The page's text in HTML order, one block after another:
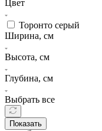
Цвет
Торонто серый
Ширина, см
Высота, см
Глубина, см
Выбрать все
Показать